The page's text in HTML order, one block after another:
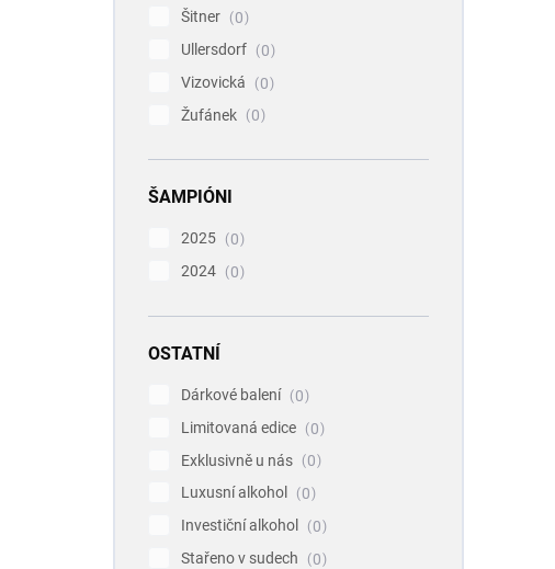
Šitner
0
Ullersdorf
0
Vizovická
0
Žufánek
0
ŠAMPIÓNI
2025
0
2024
0
OSTATNÍ
Dárkové balení
0
Limitovaná edice
0
Exklusivně u nás
0
Luxusní alkohol
0
Investiční alkohol
0
Stařeno v sudech
0